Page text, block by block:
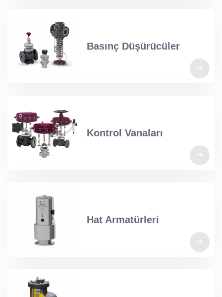
Basınç Düşürücüler
Kontrol Vanaları
Hat Armatürleri